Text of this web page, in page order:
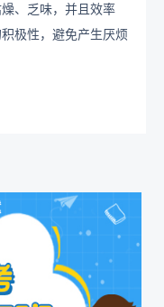
、乏味，并且效率
极性，避免产生厌烦